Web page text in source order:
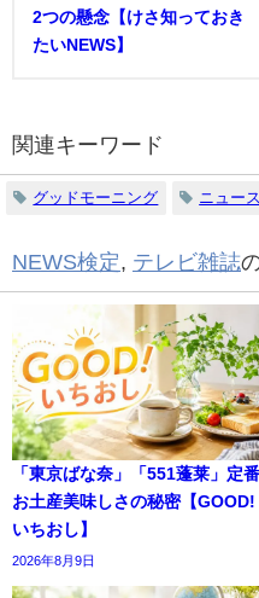
2つの懸念【けさ知っておき
たいNEWS】
関連キーワード
グッドモーニング ニュー
NEWS検定 テレビ雑誌
「東京ばな奈」「551蓬莱」定番
お土産美味しさの秘密【GOOD!
いちおし】
2026年8月9日